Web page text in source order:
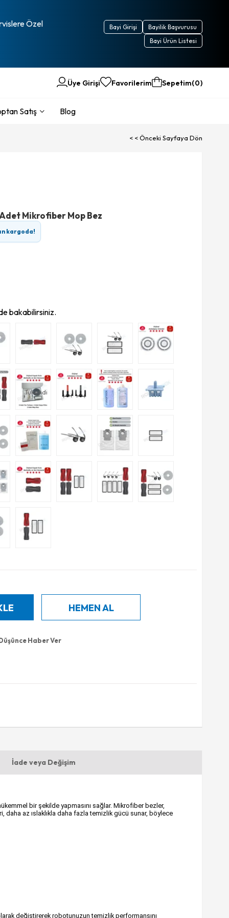
Özel
Bayilik Başvurusu
Bayi Girişi
Bayi Ürün Listesi
Üye Girişi Favorilerim Sepetim 0
Satış Blog
< < Önceki Sayfaya Dön
Mikrofiber Mop Bez
kargoda!
bakabilirsiniz.
Tükendi
Haber Ver
İade veya Değişim
bir şekilde yapmasını sağlar. Mikrofiber bezler,
az ıslaklıkla daha fazla temizlik gücü sunar, böylece
değiştirerek robotunuzun temizlik performansını